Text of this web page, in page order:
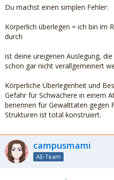
Du machst einen simplen Fehler:
Körperlich überlegen = ich bin im
durch
ist deine ureigenen Auslegung,
schon gar nicht verallgemeinert
Körperliche Überlegenheit und
Gefahr für Schwächere in einem
benennen für Gewalttaten gegen
Strukturen ist total konstruiert.
campusmami
AE-Team